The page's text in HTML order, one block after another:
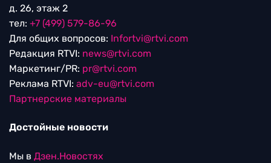
д. 26, этаж 2
тел: +7 (499) 579-86-96
Для общих вопросов: Infortvi@rtvi.com
Редакция RTVI: news@rtvi.com
Маркетинг/PR: pr@rtvi.com
Реклама RTVI: adv-eu@rtvi.com
Партнерские материалы
Достойные новости
Мы в Дзен.Новостях